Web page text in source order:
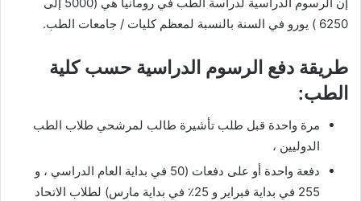
6250 ) يورو في السنة بالنسبة لمعظم كليات / جامعات الطب.
طريقة دفع الرسوم الدراسية حسب كلية
الطب:
مرة واحدة قبل طلب تأشيرة طالب لمرشحي طلاب الطب
الدوليين ،
دفعة واحدة أو على دفعات (50 في بداية العام الدراسي ، و
255 في بداية فبراير و 25٪ في بداية مارس) لطلاب الاتحاد